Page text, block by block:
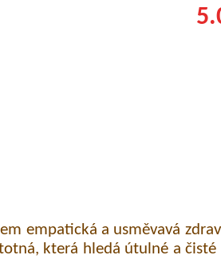
empatická a usměvavá
která hledá útulné a